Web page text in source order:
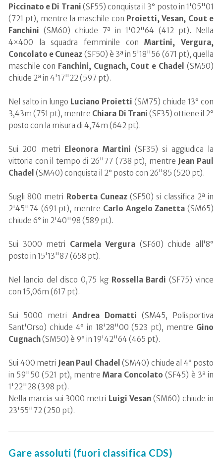
Piccinato e Di Trani (SF55) conquista il 3° posto in 1'05"01
(721 pt), mentre la maschile con Proietti, Vesan, Cout e
Fanchini (SM60) chiude 7ª in 1'02"64 (412 pt). Nella
4×400 la squadra femminile conMartini, Vergura,
Concolato e Cuneaz (SF50) è 3ª in 5'18"56 (671 pt), quella
maschile con Fanchini, Cugnach, Cout e Chadel (SM50)
chiude 2ª in 4'17"22 (597 pt).
Nel salto in lungo Luciano Proietti (SM75) chiude 13° con
3,43m (751 pt), mentre Chiara Di Trani (SF35) ottiene il 2°
posto con la misura di 4,74m (642 pt).
Sui 200 metri Eleonora Martini (SF35) si aggiudica la
vittoria con il tempo di 26"77 (738 pt), mentre Jean Paul
Chadel (SM40) conquista il 2° posto con 26"85 (520 pt).
Sugli 800 metri Roberta Cuneaz(SF50) si classifica 2ª in
2'45"74 (691 pt), mentre Carlo Angelo Zanetta (SM65)
chiude 6° in 2'40"98 (589 pt).
Sui 3000 metri Carmela Vergura (SF60) chiude all'8°
posto in 15'13"87 (658 pt).
Nel lancio del disco 0,75 kg Rossella Bardi (SF75) vince
con 15,06m (617 pt).
Sui 5000 metri Andrea Domatti (SM45, Polisportiva
Sant'Orso) chiude 4° in 18'28"00 (523 pt), mentre Gino
Cugnach(SM50) è 9° in 19'42"64 (465 pt).
Sui 400 metri Jean Paul Chadel (SM40) chiude al 4° posto
in 59"50 (521 pt), mentre Mara Concolato (SF45) è 3ª in
1'22"28 (398 pt).
Nella marcia sui 3000 metri Luigi Vesan (SM60) chiude in
23'55"72 (250 pt).
Gare assoluti (fuori classifica CDS)